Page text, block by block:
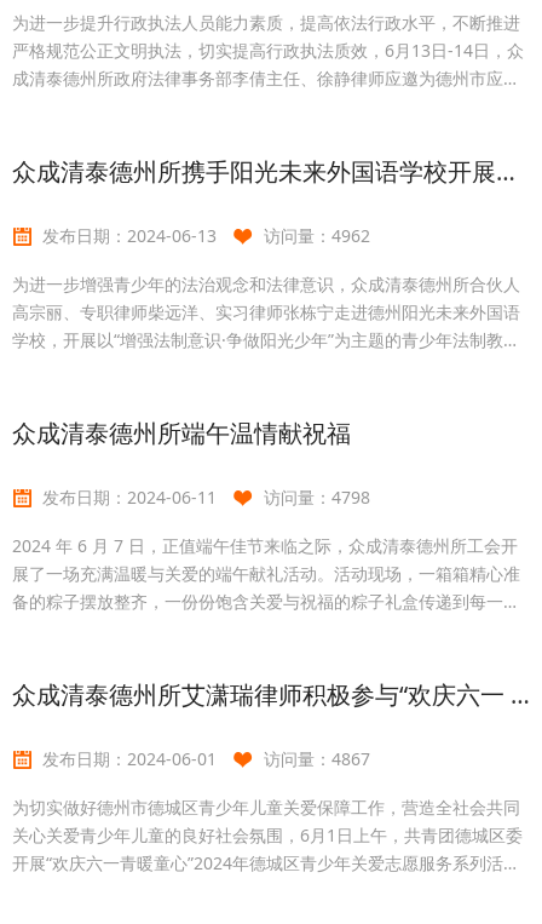
为进一步提升行政执法人员能力素质，提高依法行政水平，不断推进
严格规范公正文明执法，切实提高行政执法质效，6月13日-14日，众
成清泰德州所政府法律事务部李倩主任、徐静律师应邀为德州市应急
风险进行了讲解，结合依法行政相关的法律法规、行政执法相关理论
和实务案例进行了讲解，内容丰富且切合实际，既对理论进行深刻剖
众成清泰德州所携手阳光未来外国语学校开展青少年法制教育讲座
发布日期： 2024-06-13 访问量： 4962
为进一步增强青少年的法治观念和法律意识，众成清泰德州所合伙人
高宗丽、专职律师柴远洋、实习律师张栋宁走进德州阳光未来外国语
学校，开展以“增强法制意识·争做阳光少年”为主题的青少年法制教育
知识点，逐步引导同学们深入理解犯罪法律常识，明确区分违法与犯
罪的界限。并通过具体的生活实例，揭示了看似微不足道的行为可能
众成清泰德州所端午温情献祝福
发布日期： 2024-06-11 访问量： 4798
2024 年 6 月 7 日，正值端午佳节来临之际，众成清泰德州所工会开
展了一场充满温暖与关爱的端午献礼活动。活动现场，一箱箱精心准
备的粽子摆放整齐，一份份饱含关爱与祝福的粽子礼盒传递到每一位
与问候。在这个传统佳节里，一份份粽子成为了连接彼此的温暖纽
带，增进彼此的情感交流。众成清泰德州所工会一直秉持着以人为本
众成清泰德州所艾潇瑞律师积极参与“欢庆六一 青暖童心”活动
发布日期： 2024-06-01 访问量： 4867
为切实做好德州市德城区青少年儿童关爱保障工作，营造全社会共同
关心关爱青少年儿童的良好社会氛围，6月1日上午，共青团德城区委
开展“欢庆六一青暖童心”2024年德城区青少年关爱志愿服务系列活